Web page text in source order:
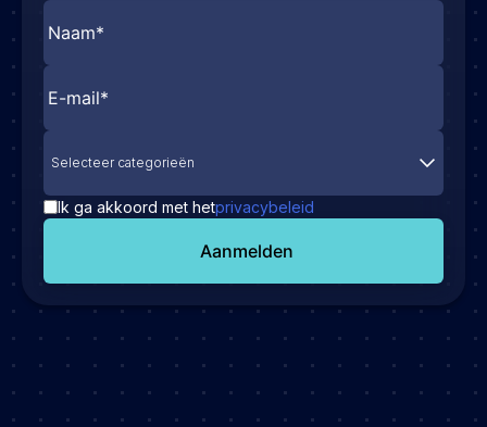
Selecteer categorieën
Ik ga akkoord met hetprivacybeleid
Aanmelden